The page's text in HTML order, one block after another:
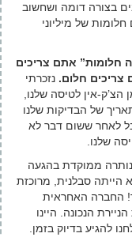
בצורה דומה ושחשוב
של מיליוני
חלומות” אתם צריכים
צריכים חלום. נזכרתי
הצ’ק-אין לטיסה שלנו,
של הבדיקות שלנו
לאחר ששום דבר לא
שלנו.
ממוקדת בהגעה
הייתה סבלנית, מרוכזת
החברה האחראית
הנכונה. היינו
להגיע בדיוק בזמן.